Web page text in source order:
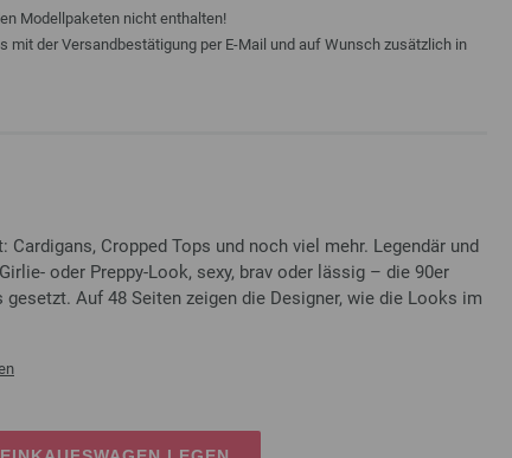
Modellpaketen nicht enthalten!
mit der Versandbestätigung per E-Mail und auf Wunsch zusätzlich in
Cardigans, Cropped Tops und noch viel mehr. Legendär und
oder Preppy-Look, sexy, brav oder lässig – die 90er
Auf 48 Seiten zeigen die Designer, wie die Looks im